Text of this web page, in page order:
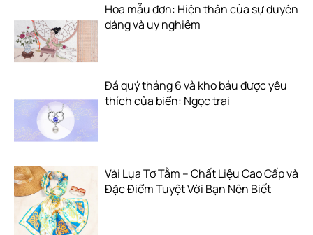
Hoa mẫu đơn: Hiện thân của sự duyên
dáng và uy nghiêm
Đá quý tháng 6 và kho báu được yêu
thích của biển: Ngọc trai
Vải Lụa Tơ Tằm – Chất Liệu Cao Cấp và
Đặc Điểm Tuyệt Vời Bạn Nên Biết